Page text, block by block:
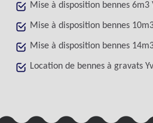
Mise à disposition bennes 6m3
Mise à disposition bennes
Mise à disposition bennes
Location de bennes à gravats